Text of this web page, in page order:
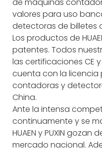
valores para uso
detectoras de billetes
Los productos de
patentes. Todos
las certificaciones CE
cuenta con la
contadoras y
China.
Ante la intensa
continuamente y se
HUAEN y PUXIN gozan
mercado nacional.